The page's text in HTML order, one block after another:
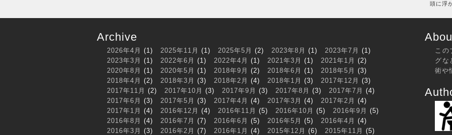
頭に浮
Archive
2026年4月 (1) 2025年11月 (1) 2025年5月 (2) 2023年8月 (1) 2023年7月
(1)
2023年3月
(1) 2022年6月 (1) 2022年4月 (1) 2021年3月 (1) 2021年1月
(2)
2020年8月
(1) 2020年5月 (1) 2018年9月 (2) 2018年6月 (1) 2018年5月
(3)
2018年4月
(2) 2018年3月 (3) 2018年2月 (4) 2018年1月 (3) 2017年12月
(3)
2017年11月
(2) 2017年10月 (3) 2017年9月 (3) 2017年8月 (3) 2017年7月
(4)
2017年6月
(3) 2017年5月 (3) 2017年4月 (4) 2017年3月 (4) 2017年2月
(4)
2017年1月
(4) 2016年12月 (4) 2016年11月 (5) 2016年10月 (5) 2016年9月
(5)
2016年8月
(4) 2016年7月 (7) 2016年6月 (5) 2016年5月 (5) 2016年4月
(4)
2016年3月
(3) 2016年2月 (7) 2016年1月 (4) 2015年12月 (6) 2015年11月
(5)
この
グな
術や